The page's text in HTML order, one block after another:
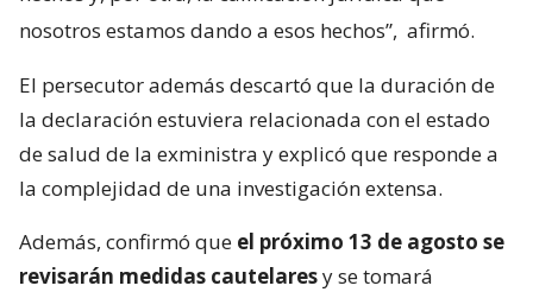
nosotros estamos dando a esos hechos”, afirmó.
El persecutor además descartó que la duración de
la declaración estuviera relacionada con el estado
de salud de la exministra y explicó que responde a
la complejidad de una investigación extensa.
Además, confirmó que el próximo 13 de agosto se
revisarán medidas cautelaresy se tomará